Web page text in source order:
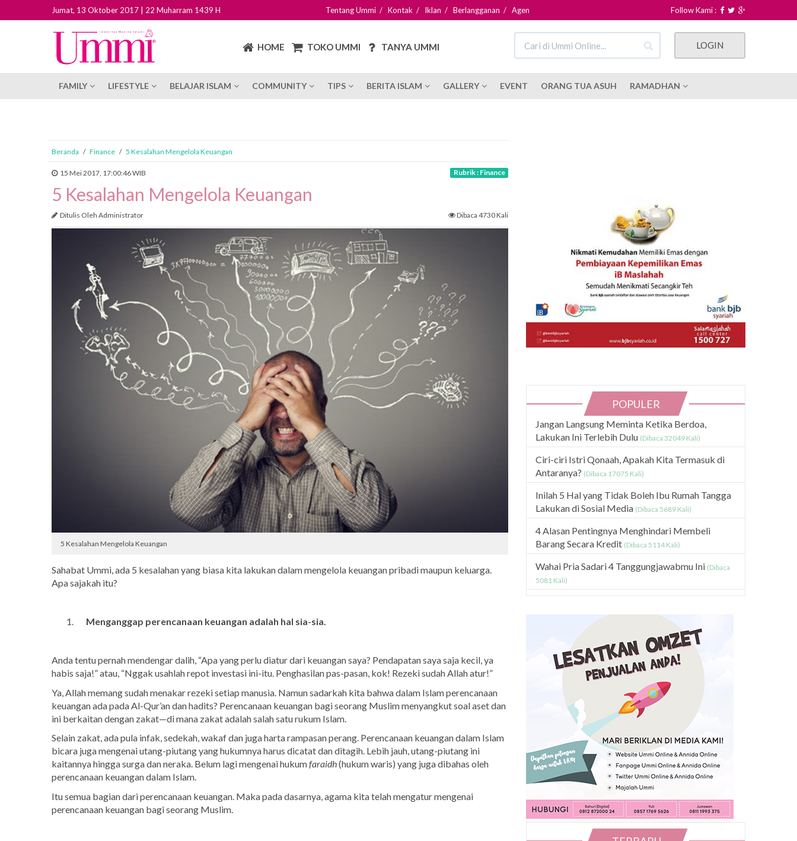
Jumat, 13 Oktober 2017 | 22 Muharram 1439 H Tentang Ummi/ Kontak / Iklan / Berlangganan / Agen Follow Kami :
HOME TOKO UMMI TANYA UMMI LOGIN
FAMILY LIFESTYLE BELAJAR ISLAM COMMUNITY TIPS BERITA ISLAM GALLERY EVENT ORANG TUA ASUH RAMADHAN
Beranda / Finance / 5 Kesalahan Mengelola Keuangan
15 Mei 2017, 17:00:46 WIB Rubrik : Finance
5 Kesalahan Mengelola Keuangan
Ditulis Oleh Administrator Dibaca 4730 Kali
5 Kesalahan Mengelola Keuangan
Sahabat Ummi, ada 5 kesalahan yang biasa kita lakukan dalam mengelola keuangan pribadi maupun keluarga.
Apa sajakah itu?
Menganggap perencanaan keuangan adalah hal sia-sia.
Anda tentu pernah mendengar dalih, “Apa yang perlu diatur dari keuangan saya? Pendapatan saya saja kecil, ya
habis saja!” atau, “Nggak usahlah repot investasi ini-itu. Penghasilan pas-pasan, kok! Rezeki sudah Allah atur!”
Ya, Allah memang sudah menakar rezeki setiap manusia. Namun sadarkah kita bahwa dalam Islam perencanaan
keuangan ada pada Al-Qur’an dan hadits? Perencanaan keuangan bagi seorang Muslim menyangkut soal aset dan
ini berkaitan dengan zakat—di mana zakat adalah salah satu rukum Islam.
Selain zakat, ada pula infak, sedekah, wakaf dan juga harta rampasan perang. Perencanaan keuangan dalam Islam
bicara juga mengenai utang-piutang yang hukumnya harus dicatat dan ditagih. Lebih jauh, utang-piutang ini
kaitannya hingga surga dan neraka. Belum lagi mengenai hukumfaraidh(hukum waris) yang juga dibahas oleh
perencanaan keuangan dalam Islam.
Itu semua bagian dari perencanaan keuangan. Maka pada dasarnya, agama kita telah mengatur mengenai
perencanaan keuangan bagi seorang Muslim.
POPULER
Jangan Langsung Meminta Ketika Berdoa,
Lakukan Ini Terlebih Dulu (Dibaca 32049 Kali)
Ciri-ciri Istri Qonaah, Apakah Kita Termasuk di
Antaranya? (Dibaca 17075 Kali)
Inilah 5 Hal yang Tidak Boleh Ibu Rumah Tangga
Lakukan di Sosial Media (Dibaca 5689 Kali)
4 Alasan Pentingnya Menghindari Membeli
Barang Secara Kredit (Dibaca 5114 Kali)
Wahai Pria Sadari 4 Tanggungjawabmu Ini (Dibaca
5081 Kali)